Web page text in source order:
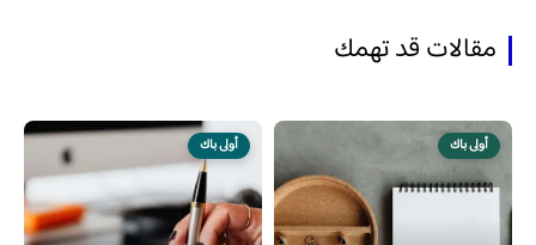
مقالات قد تهمك
أولى باك أولى باك